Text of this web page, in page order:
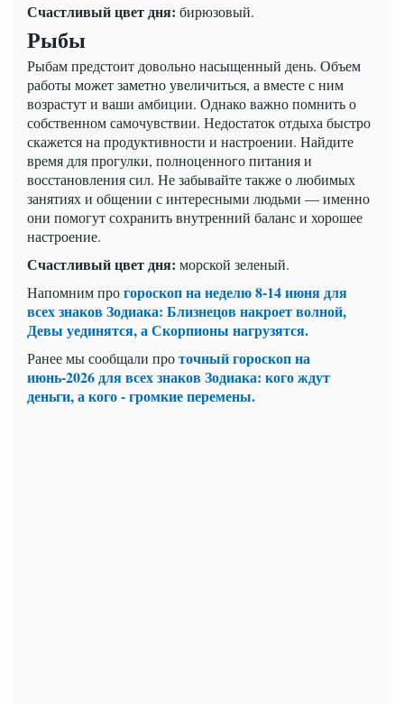
Счастливый цвет дня: бирюзовый.
Рыбы
Рыбам предстоит довольно насыщенный день. Объем
работы может заметно увеличиться, а вместе с ним
возрастут и ваши амбиции. Однако важно помнить о
собственном самочувствии. Недостаток отдыха быстро
скажется на продуктивности и настроении. Найдите
время для прогулки, полноценного питания и
восстановления сил. Не забывайте также о любимых
занятиях и общении с интересными людьми — именно
они помогут сохранить внутренний баланс и хорошее
настроение.
Счастливый цвет дня: морской зеленый.
Напомним прогороскоп на неделю 8-14 июня для
всех знаков Зодиака: Близнецов накроет волной,
Девы уединятся, а Скорпионы нагрузятся.
Ранее мы сообщали проточный гороскоп на
июнь-2026 для всех знаков Зодиака: кого ждут
деньги, а кого - громкие перемены.